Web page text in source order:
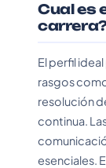
Cual es
El perfil
rasgos
resolución
continua.
esenciales.